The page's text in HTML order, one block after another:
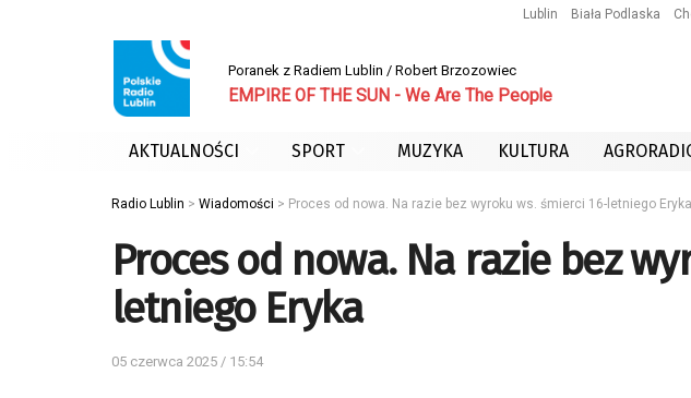
Lublin Biała Podlaska
Poranek z Radiem Lublin / Robert Brzozowiec
EMPIRE OF THE SUN - We Are The People
AKTUALNOŚCI SPORT MUZYKA KULTURA
Radio Lublin > Wiadomości > Proces od nowa. Na razie bez wyroku ws. śmierci 16-letniego Eryka
Proces od nowa. Na razie bez
letniego Eryka
05 czerwca 2025 / 15:54